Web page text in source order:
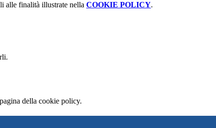
alle finalità illustrate nella COOKIE POLICY.
della cookie policy.